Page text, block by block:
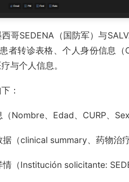
哥SEDENA（国防军）与
者转诊表格、个人身份信息
与个人信息。
：
Nombre、Edad、CURP、
（clinical summary、药物治疗
（Institución solicitante: